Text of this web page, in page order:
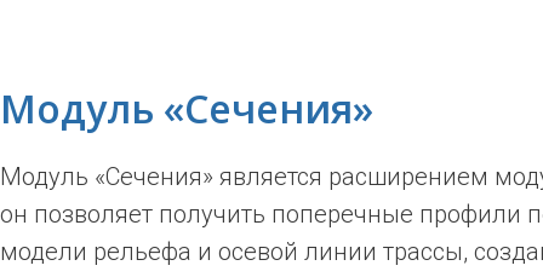
Модуль «Сечения»
Модуль «Сечения» является расширением
он позволяет получить поперечные профили
модели рельефа и осевой линии трассы,